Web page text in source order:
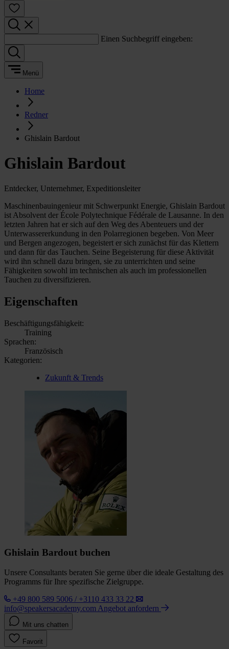
Einen Suchbegriff eingeben:
Menü
Home
Redner
Ghislain Bardout
Ghislain Bardout
Entdecker, Unternehmer, Expeditionsleiter
Maschinenbauingenieur mit Schwerpunkt Energie, Ghislain Bardout
ist Absolvent der École Polytechnique Fédérale de Lausanne. In den
letzten Jahren hat er sich auf den Weg des Abenteuers und der
Unterwassererkundung in den Polarregionen begeben. Von Meer
und Bergen angezogen, begeistert er sich zunächst für das Klettern
und dann für das Tauchen. Seine Begeisterung für diese Aktivität
wird ihn schnell dazu bringen, sie zu unterrichten und seine
Fähigkeiten sowohl im technischen als auch im professionellen
Tauchen zu diversifizieren.
Eigenschaften
Beschäftigungsfähigkeit:
Training
Sprachen:
Französisch
Kategorien:
Zukunft & Trends
Ghislain Bardout buchen
Unsere Consultants beraten Sie gerne über die ideale Gestaltung des
Programms für Ihre spezifische Zielgruppe.
+49 800 589 5006 / +3110 433 33 22
info@speakersacademy.com Angebot anfordern
Mit uns chatten
Favorit